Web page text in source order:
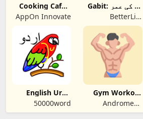
Gabit: آپ کی عمر
بڑھانے والا پلیٹ
فارم
BetterLife
Horizons Pvt. Ltd.
Cooking Cafe –
Restaurant Star
AppOn Innovate
Gym Workout
App: Fitness
Fuel
Andromeda
Astronomers
English Urdu
Dictionary
50000word